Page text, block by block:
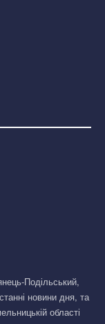
Подільський,
новини дня, та
області